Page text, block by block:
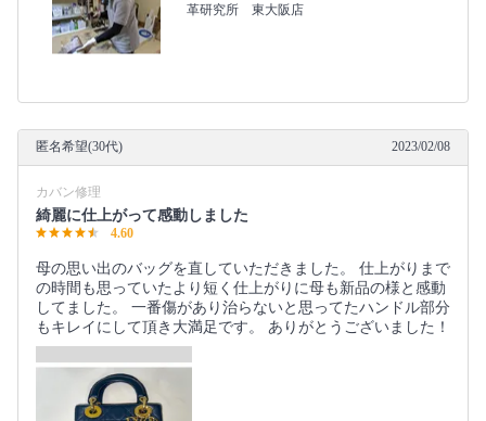
革研究所 東大阪店
匿名希望(30代) 2023/02/08
カバン修理
綺麗に仕上がって感動しました
4.60
母の思い出のバッグを直していただきました。 仕上がりまで
の時間も思っていたより短く仕上がりに母も新品の様と感動
してました。 一番傷があり治らないと思ってたハンドル部分
もキレイにして頂き大満足です。 ありがとうございました！